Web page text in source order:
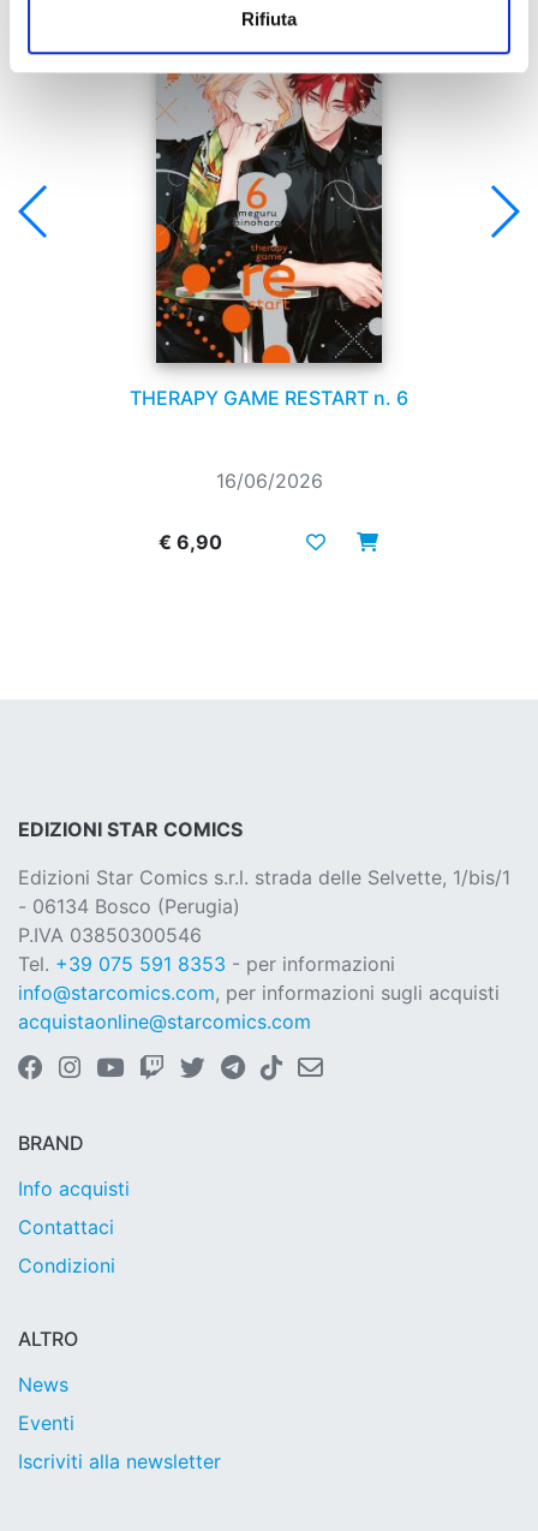
Rifiuta
THERAPY GAME RESTART n. 6
16/06/2026
€ 6,90
EDIZIONI STAR COMICS
Edizioni Star Comics s.r.l. strada delle Selvette, 1/bis/1
- 06134 Bosco (Perugia)
P.IVA 03850300546
Tel. +39 075 591 8353 - per informazioni
info@starcomics.com, per informazioni sugli acquisti
acquistaonline@starcomics.com
BRAND
Info acquisti
Contattaci
Condizioni
ALTRO
News
Eventi
Iscriviti alla newsletter